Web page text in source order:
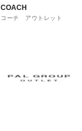
COACH
コーチ アウトレット